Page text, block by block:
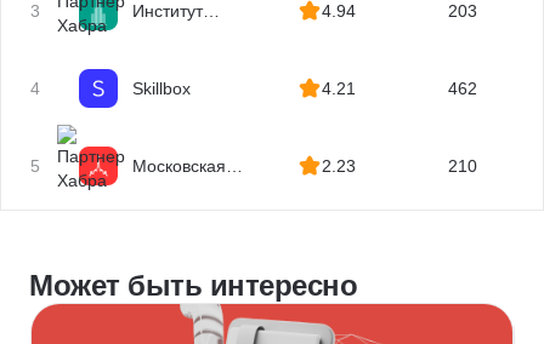
3
Институт
4.94 203
4 Skillbox 4.21 462
5
Московская
2.23 210
Может быть интересно